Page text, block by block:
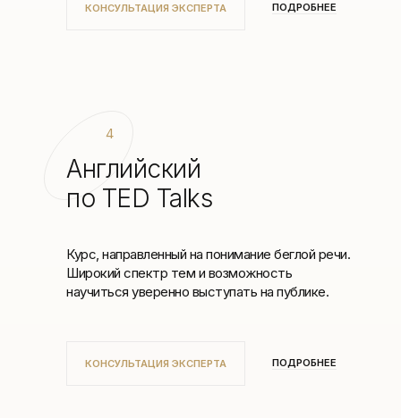
КОНСУЛЬТАЦИЯ ЭКСПЕРТА ПОДРОБНЕЕ
Английский
по TED Talks
Курс, направленный на понимание беглой речи.
Широкий спектр тем и возможность
научиться уверенно выступать на публике.
КОНСУЛЬТАЦИЯ ЭКСПЕРТА ПОДРОБНЕЕ
4